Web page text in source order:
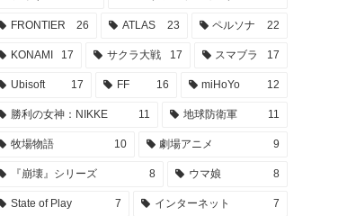
FRONTIER 26 ATLAS 23 ペルソナ 22
KONAMI 17 サクラ大戦 17 スマブラ 17
Ubisoft 17 FF 16 miHoYo 12
勝利の女神：NIKKE 11 地球防衛軍 11
牧場物語 10 劇場アニメ 9
『崩壊』シリーズ 8 ウマ娘 8
State of Play 7 インターネット 7